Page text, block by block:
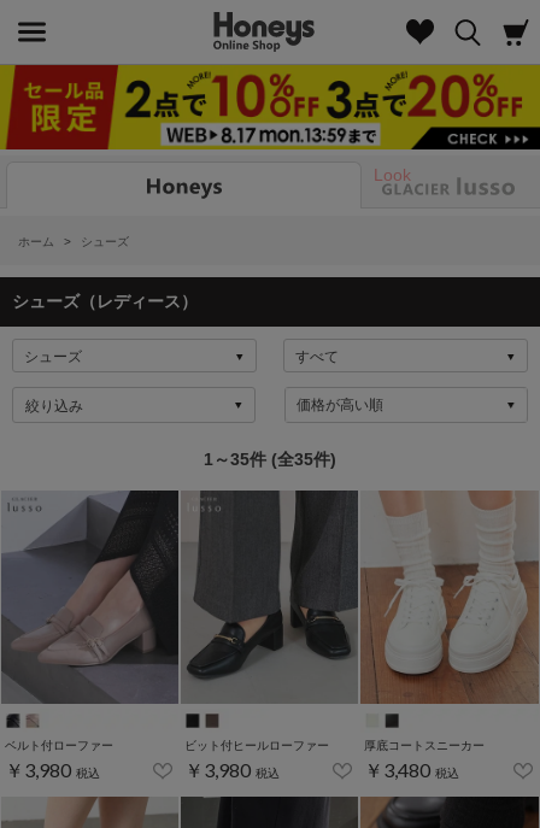
Look
ホーム > シューズ
シューズ（レディース）
絞り込み
1～35件 (全35件)
ベルト付ローファー
￥3,980 税込
ビット付ヒールローファー
￥3,980 税込
厚底コートスニーカー
￥3,480 税込